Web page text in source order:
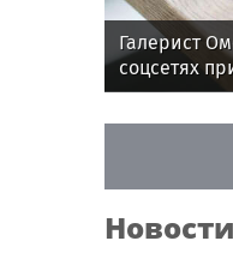
Галерист
соцсетях
Новости